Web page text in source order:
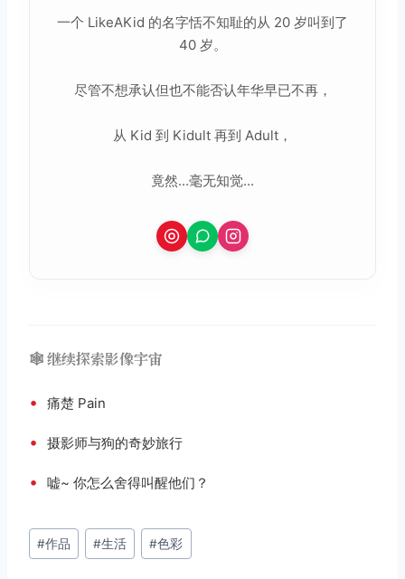
一个 LikeAKid 的名字恬不知耻的从 20 岁叫到了
40 岁。
尽管不想承认但也不能否认年华早已不再，
从 Kid 到 Kidult 再到 Adult，
竟然...毫无知觉...
🕸️ 继续探索影像宇宙
• 痛楚 Pain
• 摄影师与狗的奇妙旅行
• 嘘~ 你怎么舍得叫醒他们？
文
章
#作品 #生活 #色彩